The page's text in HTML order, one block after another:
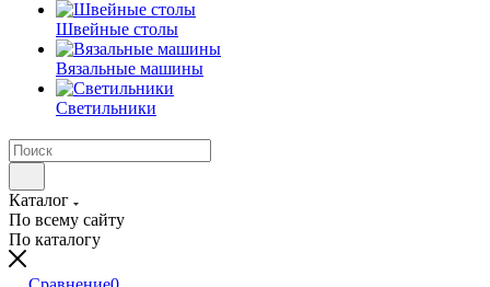
Швейные столы
Вязальные машины
Светильники
Каталог
По всему сайту
По каталогу